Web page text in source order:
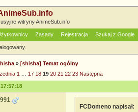
witryny AnimeSub.info
Zasady Rejestracja Szukaj z Google
» [shisha] Temat ogólny
1 17 18 19 20 21 22 23 Następna
FCDomeno napisał: